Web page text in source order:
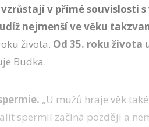
vzrůstají v přímé souvislosti s
nejmenší ve věku
života. Od 35. roku života
Budka.
„U mužů hraje věk
spermií začíná později a